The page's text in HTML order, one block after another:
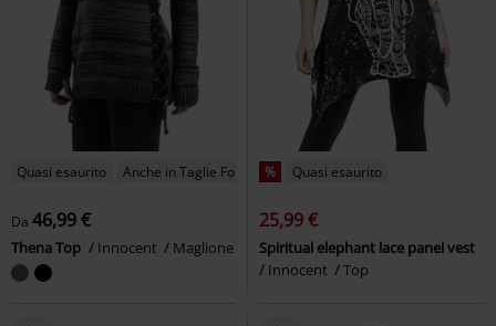
Quasi esaurito Anche in Taglie Forti
Da 46,99 €
Thena Top Innocent Maglione
% Quasi esaurito
25,99 €
Spiritual elephant lace panel vest
Innocent
Top